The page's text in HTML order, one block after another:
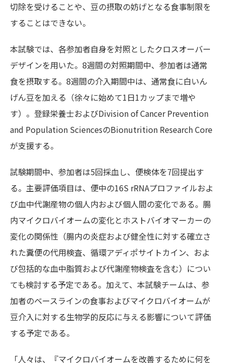
切除を受けることや、豆の摂取の妨げとなる食事制限を
することはできない。
本試験では、各参加者自身を対照としたクロスオーバー
デザインを用いた。8週間の対照期間中、参加者は通常
食を摂取する。8週間の介入期間中は、通常食に白いん
げん豆を加える（徐々に始めて1日1カップまで増や
す）。登録栄養士およびDivision of Cancer Prevention
and Population SciencesのBionutrition Research Core
が支援する。
試験期間中、参加者は5回採血し、便検体を7回提出す
る。主要評価項目は、便中の16S rRNAプロファイルおよ
び血中代謝産物の個人内および個人間の変化である。腸
内マイクロバイオームの変化とホストバイオマーカーの
変化の関係性（腸内の炎症および健全性に対する確立さ
れた糞便の代用検査、循環アディポサイトカイン、およ
び包括的な血中脂質および代謝産物検査を含む）につい
ても検討する予定である。加えて、本試験チームは、参
加者のベースラインの食事およびマイクロバイオームが
豆介入に対する生物学的反応に与える影響について評価
する予定である。
「人々は、『マイクロバイオームを改善するために何を